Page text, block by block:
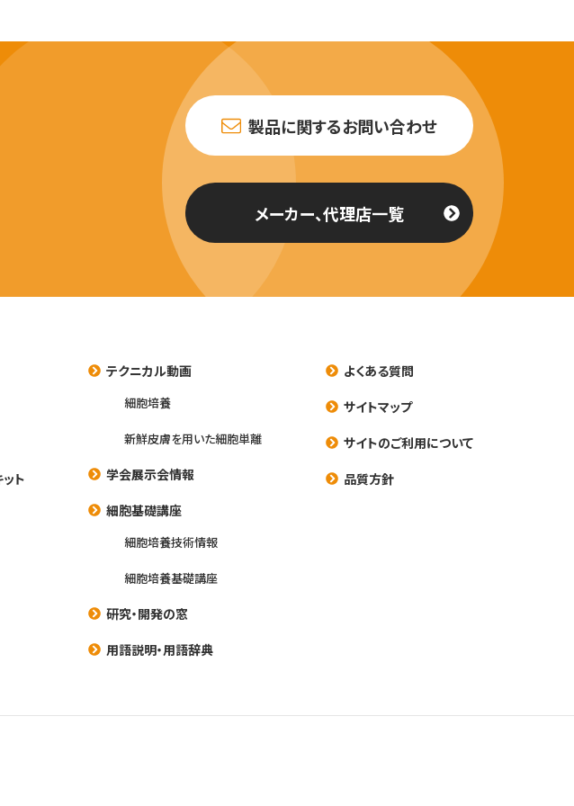
製品に関するお問い合わせ
メーカー、代理店一覧
ト
テクニカル動画
細胞培養
新鮮皮膚を用いた細胞単離
学会展示会情報
細胞基礎講座
細胞培養技術情報
細胞培養基礎講座
研究・開発の窓
用語説明・用語辞典
よくある質問
サイトマップ
サイトのご利用について
品質方針